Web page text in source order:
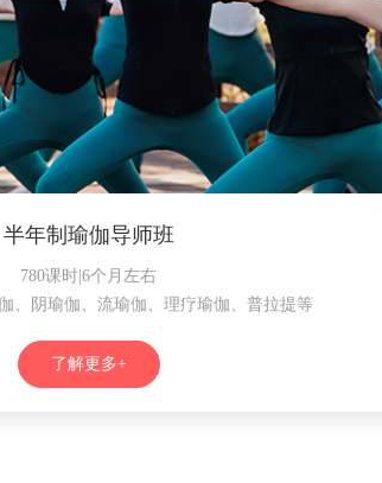
半年制瑜伽导师班
780课时|6个月左右
、阴瑜伽、流瑜伽、理疗瑜伽、普拉提等
了解更多+